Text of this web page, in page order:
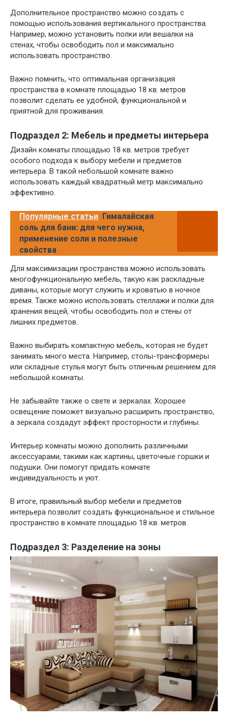
Дополнительное пространство можно создать с
помощью использования вертикального пространства.
Например, можно установить полки или вешалки на
стенах, чтобы освободить пол и максимально
использовать пространство.
Важно помнить, что оптимальная организация
пространства в комнате площадью 18 кв. метров
позволит сделать ее удобной, функциональной и
приятной для проживания.
Подраздел 2: Мебель и предметы интерьера
Дизайн комнаты площадью 18 кв. метров требует
особого подхода к выбору мебели и предметов
интерьера. В такой небольшой комнате важно
использовать каждый квадратный метр максимально
эффективно.
Популярные статьи Гималайская
соль для бани: для чего нужна,
применение соли и полезные
свойства
Для максимизации пространства можно использовать
многофункциональную мебель, такую как раскладные
диваны, которые могут служить и кроватью в ночное
время. Также можно использовать стеллажи и полки для
хранения вещей, чтобы освободить пол и стены от
лишних предметов.
Важно выбирать компактную мебель, которая не будет
занимать много места. Например, столы-трансформеры
или складные стулья могут быть отличным решением для
небольшой комнаты.
Не забывайте также о свете и зеркалах. Хорошее
освещение поможет визуально расширить пространство,
а зеркала создадут эффект просторности и глубины.
Интерьер комнаты можно дополнить различными
аксессуарами, такими как картины, цветочные горшки и
подушки. Они помогут придать комнате
индивидуальность и уют.
В итоге, правильный выбор мебели и предметов
интерьера позволит создать функциональное и стильное
пространство в комнате площадью 18 кв. метров.
Подраздел 3: Разделение на зоны